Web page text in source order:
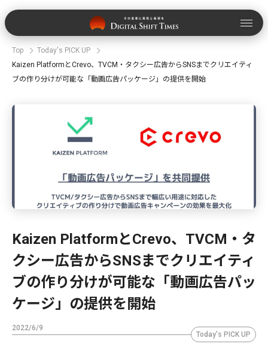
Top
Today's PICK UP
Kaizen PlatformとCrevo、TVCM・タクシー広告からSNSまでクリエイティ
ブの作り分けが可能な「動画広告パッケージ」の提供を開始
Kaizen PlatformとCrevo、TVCM・タ
クシー広告からSNSまでクリエイティ
ブの作り分けが可能な「動画広告パッ
ケージ」の提供を開始
2022/6/9
Today's PICK UP